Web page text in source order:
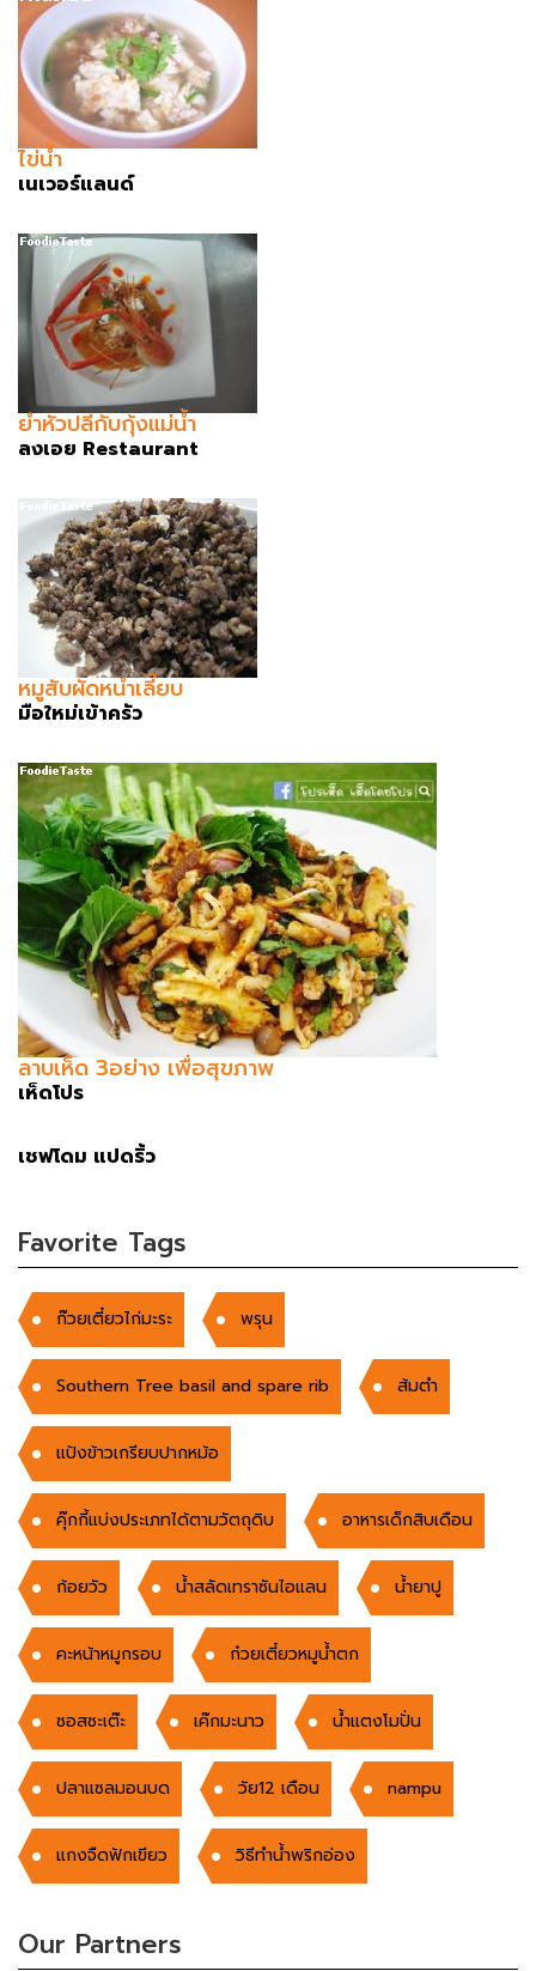
ไข่น้ำ
เนเวอร์แลนด์
ยำหัวปลีกับกุ้งแม่น้ำ
ลงเอย Restaurant
หมูสับผัดหนำเลี๊ยบ
มือใหม่เข้าครัว
ลาบเห็ด 3อย่าง เพื่อสุขภาพ
เห็ดโปร
เชฟโดม แปดริ้ว
Favorite Tags
ก๊วยเตี๋ยวไก่มะระ พรุน
Southern Tree basil and spare rib ส้มตำ
แป้งข้าวเกรียบปากหม้อ
คุ๊กกี้แบ่งประเภทได้ตามวัตถุดิบ อาหารเด็กสิบเดือน
ก้อยวัว น้ำสลัดเทราซันไอแลน น้ำยาปู
คะหน้าหมูกรอบ ก๋วยเตี๋ยวหมูนํ้าตก
ซอสซะเต๊ะ เค๊กมะนาว น้ำแตงโมปั่น
ปลาแซลมอนบด วัย12 เดือน nampu
แกงจืดฟักเขียว วิธีทำน้ำพริกอ่อง
Our Partners